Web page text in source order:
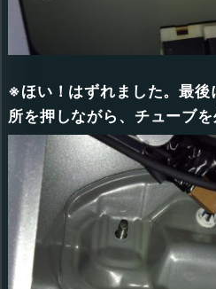
※ほい！はずれました。最後
所を押しながら、チューブを